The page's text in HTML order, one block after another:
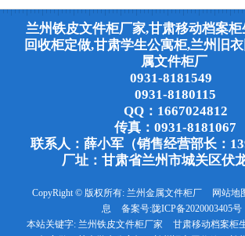
兰州铁皮文件柜厂家,甘肃移动档案
回收柜定做,甘肃学生公寓柜,兰州旧
属文件柜厂
0931-8181549
0931-8180115
QQ：1667024812
传真：0931-8181067
联系人：薛小军（销售经营部长：
厂址：甘肃省兰州市城关区伏
CopyRight © 版权所有: 兰州金属文件柜厂 网站地
息
备案号:陇ICP备2020003405号
本站关键字: 兰州铁皮文件柜厂家 甘肃移动档案柜